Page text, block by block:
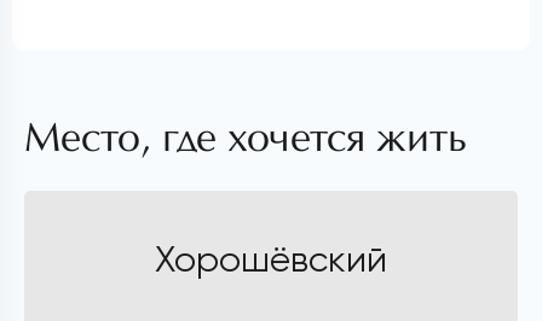
Место, где хочется жить
Хорошёвский